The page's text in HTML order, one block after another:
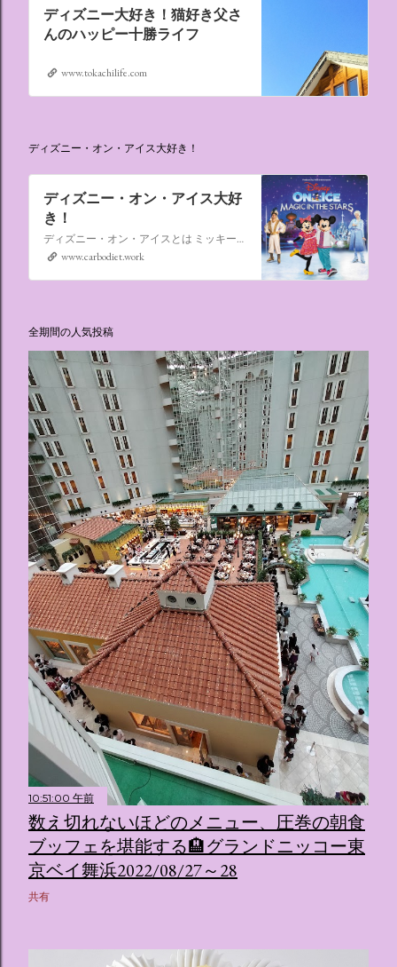
ディズニー大好き！猫好き父さ
んのハッピー十勝ライフ
www.tokachilife.com
ディズニー・オン・アイス大好き！
ディズニー・オン・アイス大好
き！
ディズニー・オン・アイスとは ミッキーマウスやミニーマウスをはじめ、たくさんのディズニーキャラクターが登場し、世代を超えて愛され続けている、氷の上のミュージカルショーです。
www.carbodiet.work
全期間の人気投稿
10:51:00 午前
数え切れないほどのメニュー、圧巻の朝食
ブッフェを堪能する🏨グランドニッコー東
京ベイ舞浜2022/08/27～28
共有